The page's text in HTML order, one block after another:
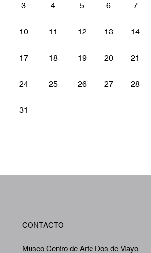
3 4 5 6 7
10 11 12 13 14
17 18 19 20 21
24 25 26 27 28
31
CONTACTO
Museo Centro de Arte Dos de Mayo